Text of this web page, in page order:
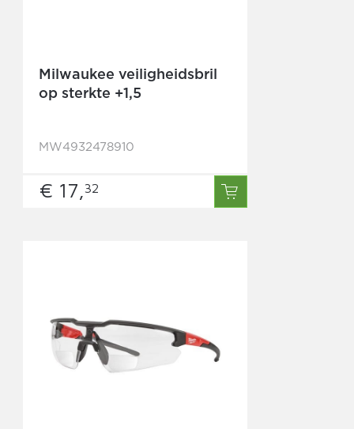
Milwaukee veiligheidsbril
op sterkte +1,5
MW4932478910
€ 17,32